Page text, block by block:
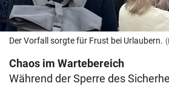
Der Vorfall sorgte für Frust bei Urlaubern.
Chaos im Wartebereich
Während der Sperre des